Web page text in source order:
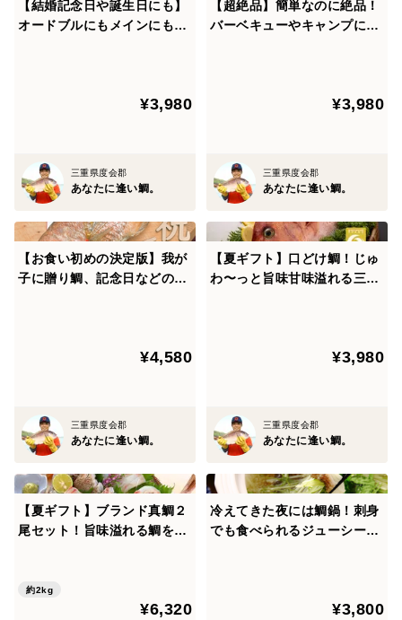
あなたに逢い鯛。は、皮までしっかりと味が濃く、美味
その際は皮を味わうために、塩やポン酢がオススメです
少し火を通すと、脂が溶け出しトロッとした身になりま
す。
皮目をパリッと焼いてムニエルなどもオススメです。
＜スキンレス＞
お刺身はもちろん、鯛しゃぶもオススメ。
お刺身で味わう際は、お醤油をよく見てくださいね。
身の味が濃いので、塩やポン酢で味わうのもオススメで
す。
■注意事項■
ています。
召し上がる前に柵状にカットしていただくと、綺麗に取
【結婚記念日や誕生日にも】
オードブルにもメインにもな
¥3,980
三重県度会郡
あなたに逢い鯛。
【超絶品】簡単なのに絶品！
バーベキューやキャンプに
¥3,980
三重県度会郡
あなたに逢い鯛。
【お食い初めの決定版】我が
子に贈り鯛、記念日などのお
¥4,580
三重県度会郡
あなたに逢い鯛。
【夏ギフト】口どけ鯛！じゅ
わ〜っと旨味甘味溢れる三重
¥3,980
三重県度会郡
あなたに逢い鯛。
【夏ギフト】ブランド真鯛２
尾セット！旨味溢れる鯛を贈
約2kg
¥6,320
冷えてきた夜には鯛鍋！刺身
でも食べられるジューシーな
¥3,800